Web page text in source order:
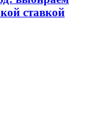
ставкой